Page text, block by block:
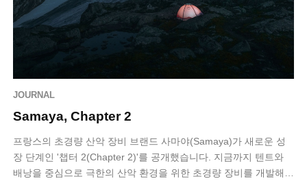
JOURNAL
Samaya, Chapter 2
프랑스의 초경량 산악 장비 브랜드 사마야(Samaya)가 새로운 성
장 단계인 '챕터 2(Chapter 2)'를 공개했습니다. 지금까지 텐트와
배낭을 중심으로 극한의 산악 환경을 위한 초경량 장비를 개발해